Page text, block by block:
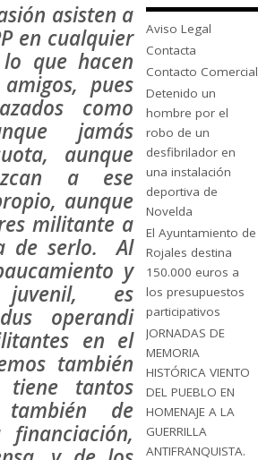
asisten a
en cualquier
que hacen
pues
como
jamás
aunque
a ese
aunque
militante a
de serlo. Al
y
juvenil, es
operandi
en el
también
tantos
de
Aviso Legal
Contacta
Contacto Comercial
Detenido un
hombre por el
robo de un
desfibrilador en
una instalación
deportiva de
Novelda
El Ayuntamiento de
Rojales destina
150.000 euros a
los presupuestos
participativos
JORNADAS DE
MEMORIA
HISTÓRICA VIENTO
DEL PUEBLO EN
HOMENAJE A LA
GUERRILLA
ANTIFRANQUISTA.